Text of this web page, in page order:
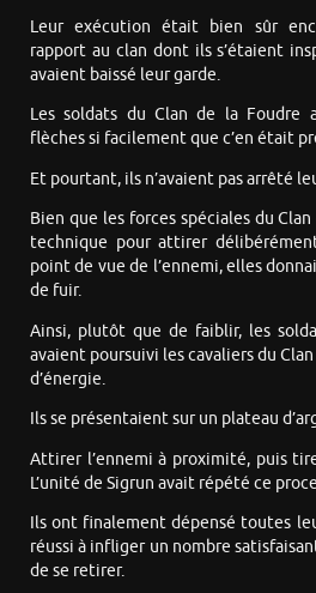
Leur exécution était bien sûr
rapport au clan dont ils s’étaient
avaient baissé leur garde.
Les soldats du Clan de la Foudre
flèches si facilement que c’en était
Et pourtant, ils n’avaient pas arrêté
Bien que les forces spéciales du
technique pour attirer
point de vue de l’ennemi, elles
de fuir.
Ainsi, plutôt que de faiblir, les
avaient poursuivi les cavaliers du
d’énergie.
Ils se présentaient sur un plateau
Attirer l’ennemi à proximité, puis
L’unité de Sigrun avait répété ce
Ils ont finalement dépensé toutes
réussi à infliger un nombre
de se retirer.